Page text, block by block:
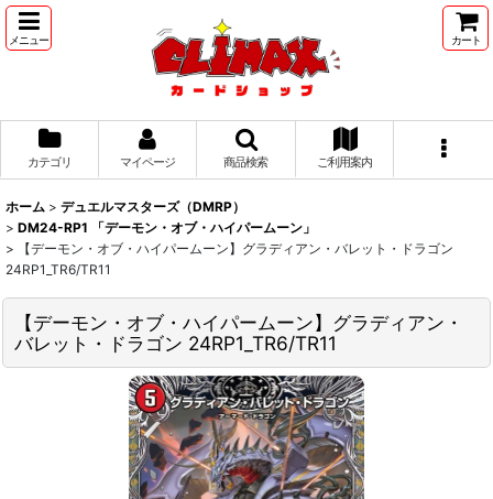
メニュー カート
カテゴリ マイページ 商品検索 ご利用案内
ホーム > デュエルマスターズ（DMRP）
> DM24-RP1 「デーモン・オブ・ハイパームーン」
>
【デーモン・オブ・ハイパームーン】グラディアン・バレット・ドラゴン
24RP1_TR6/TR11
【デーモン・オブ・ハイパームーン】グラディアン・
バレット・ドラゴン 24RP1_TR6/TR11